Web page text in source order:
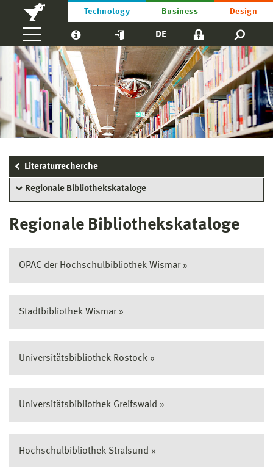
Technology Business Design
DE
Literaturrecherche
Regionale Bibliothekskataloge
Regionale Bibliothekskataloge
OPAC der Hochschulbibliothek Wismar »
Stadtbibliothek Wismar »
Universitätsbibliothek Rostock »
Universitätsbibliothek Greifswald »
Hochschulbibliothek Stralsund »